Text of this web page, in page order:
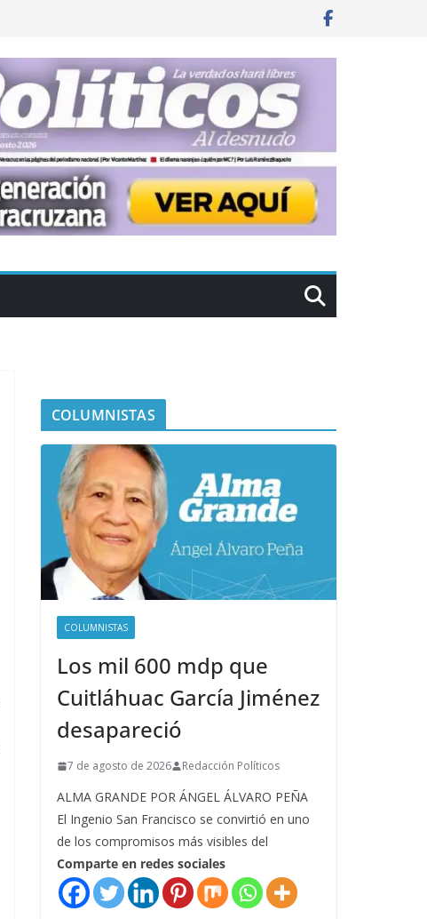
COLUMNISTAS
COLUMNISTAS
Los mil 600 mdp que
Cuitláhuac García Jiménez
desapareció
7 de agosto de 2026 Redacción Políticos
ALMA GRANDE POR ÁNGEL ÁLVARO PEÑA
El Ingenio San Francisco se convirtió en uno
de los compromisos más visibles del
Comparte en redes sociales